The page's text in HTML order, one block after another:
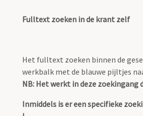
Fulltext zoeken in de krant zelf
Het fulltext zoeken binnen de
werkbalk met de blauwe pijltjes
NB: Het werkt in deze zoekingang
Inmiddels is er een specifieke